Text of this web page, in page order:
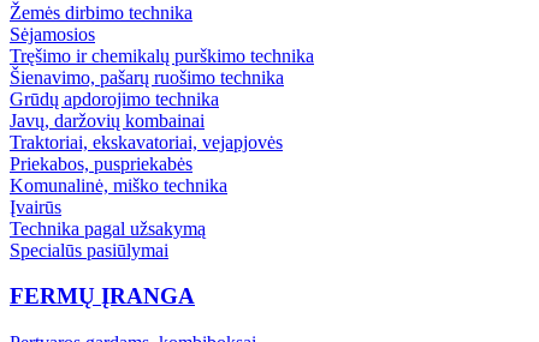
Žemės dirbimo technika
Sėjamosios
Tręšimo ir chemikalų purškimo technika
Šienavimo, pašarų ruošimo technika
Grūdų apdorojimo technika
Javų, daržovių kombainai
Traktoriai, ekskavatoriai, vejapjovės
Priekabos, puspriekabės
Komunalinė, miško technika
Įvairūs
Technika pagal užsakymą
Specialūs pasiūlymai
FERMŲ ĮRANGA